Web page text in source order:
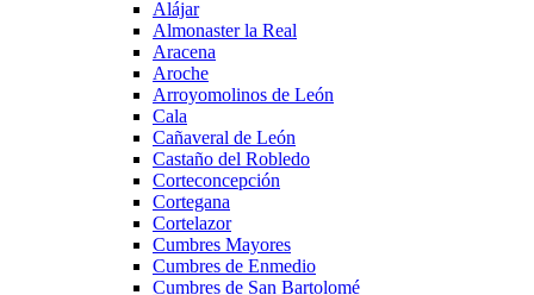
Alájar
Almonaster la Real
Aracena
Aroche
Arroyomolinos de León
Cala
Cañaveral de León
Castaño del Robledo
Corteconcepción
Cortegana
Cortelazor
Cumbres Mayores
Cumbres de Enmedio
Cumbres de San Bartolomé